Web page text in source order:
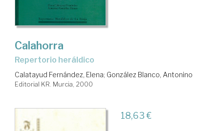
Calahorra
repertorio heráldico
Calatayud Fernández, Elena; González Blanco, Antonino
Editorial KR. Murcia, 2000
18,63 €